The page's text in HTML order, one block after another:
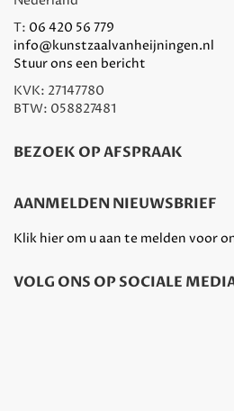
T: 06 420 56 779
info@kunstzaalvanheijningen.nl
Stuur ons een bericht
KVK: 27147780
BTW: 058827481
BEZOEK OP AFSPRAAK
AANMELDEN NIEUWSBRIEF
Klik hier om u aan te melden voor
VOLG ONS OP SOCIALE